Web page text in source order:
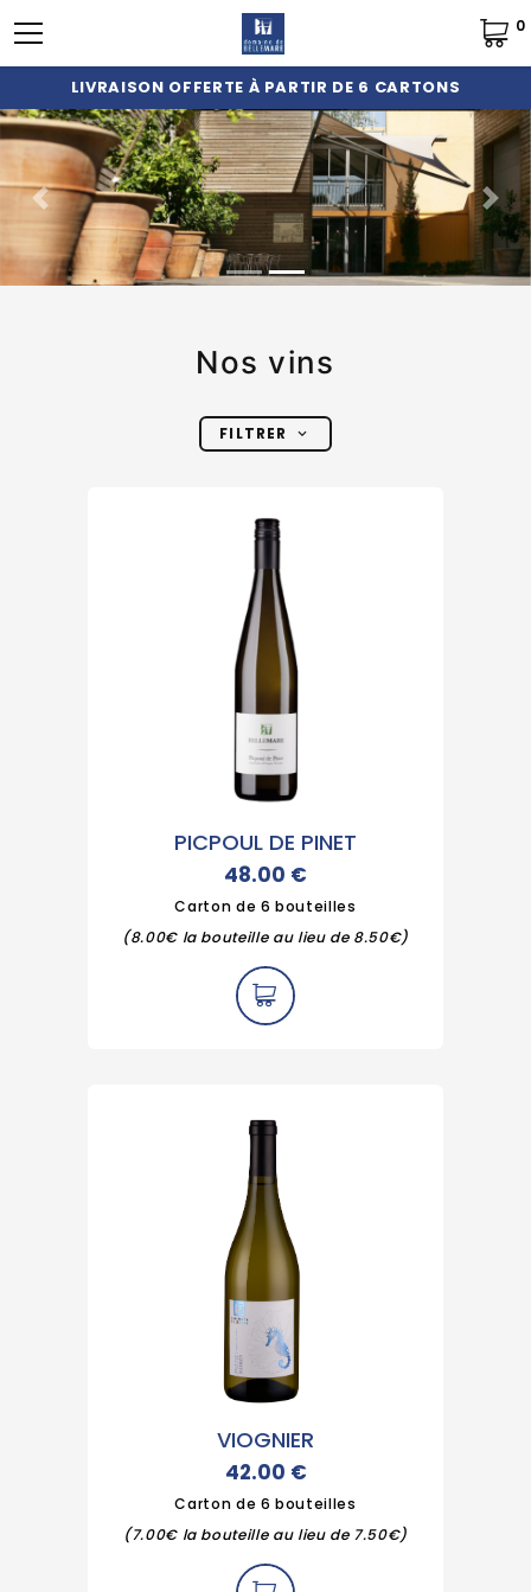
LIVRAISON OFFERTE À PARTIR DE 6 CARTONS
0
Previous Next
Nos vins
FILTRER
PICPOUL DE PINET
48.00 €
Carton de 6 bouteilles
(8.00€ la bouteille au lieu de 8.50€)
VIOGNIER
42.00 €
Carton de 6 bouteilles
(7.00€ la bouteille au lieu de 7.50€)